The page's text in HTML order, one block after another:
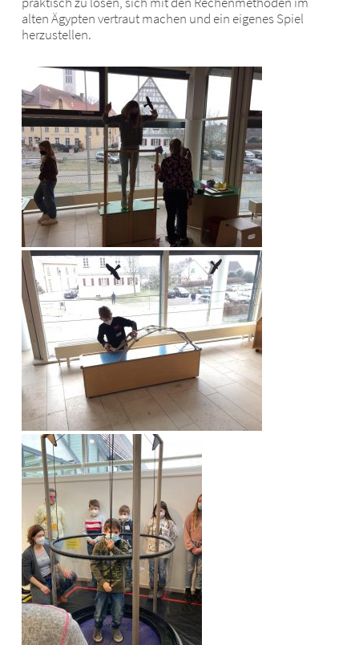
alten Ägypten vertraut machen und ein eigenes Spiel
herzustellen.